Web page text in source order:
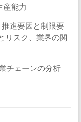
産能力
進要因と制限要
リスク、業界の関
チェーンの分析